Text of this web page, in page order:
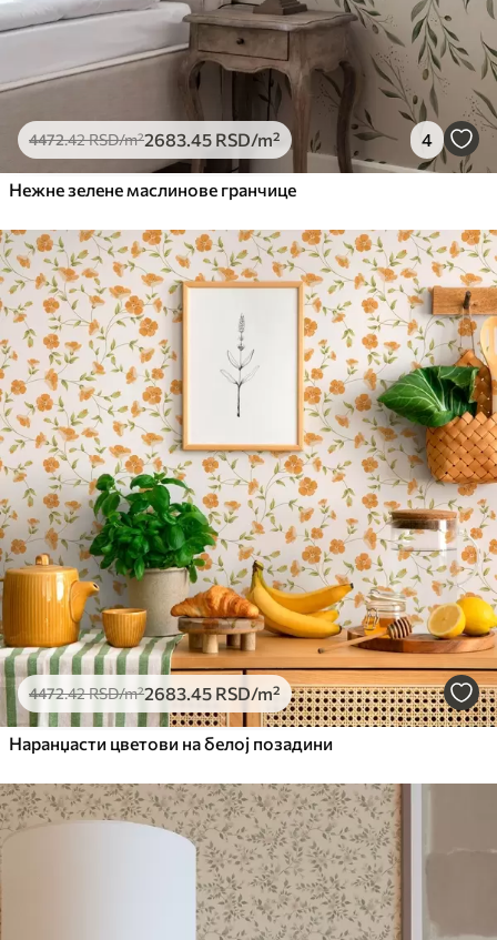
4472.42RSD/m²2683.45 RSD/m² 4
Нежне зелене маслинове гранчице
4472.42RSD/m²2683.45 RSD/m²
Наранџасти цветови на белој позадини